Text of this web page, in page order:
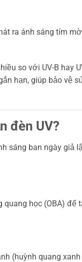
ra ánh sáng tím mờ
so với UV-B hay
hạn, giúp bảo vệ
đèn UV?
sáng ban ngày giả
học (OBA) để
(huỳnh quang xanh